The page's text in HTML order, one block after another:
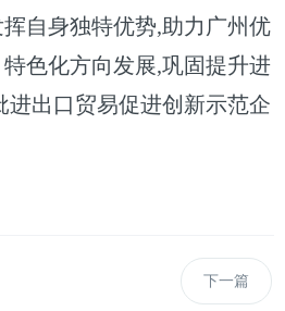
自身独特优势,助力广州优
色化方向发展,巩固提升进
进出口贸易促进创新示范企
下一篇